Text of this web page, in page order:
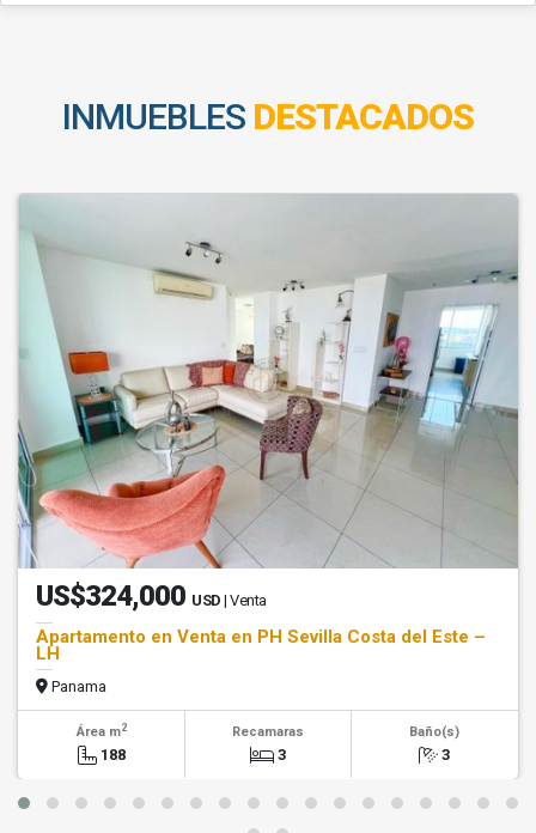
INMUEBLES DESTACADOS
US$324,000 USD | Venta
Apartamento en Venta en PH Sevilla Costa del Este –
LH
Panama
Área m2
188
Recamaras
3
Baño(s)
3